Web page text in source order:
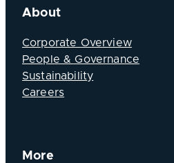
About
Corporate Overview
People & Governance
Sustainability
Careers
More